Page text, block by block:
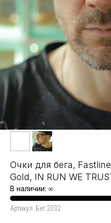
Очки для бега,
Gold, IN RUN WE
В наличии: ∞
Артикул: Бег 2032